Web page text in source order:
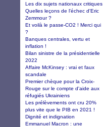
Les dix sujets nationaux critiques
Quelles leçons de l'échec d'Eric
Zemmour ?
Et voilà le passe-CO2 ! Merci qui
?
Banques centrales, vertu et
inflation !
Bilan sinistre de la présidentielle
2022
Affaire McKinsey : vrai et faux
scandale
Premier chèque pour la Croix-
Rouge sur le compte d'aide aux
réfugiés Ukrainiens
Les prélèvements ont cru 20%
plus vite que le PIB en 2021 !
Dignité et indignation
Emmanuel Macron : une